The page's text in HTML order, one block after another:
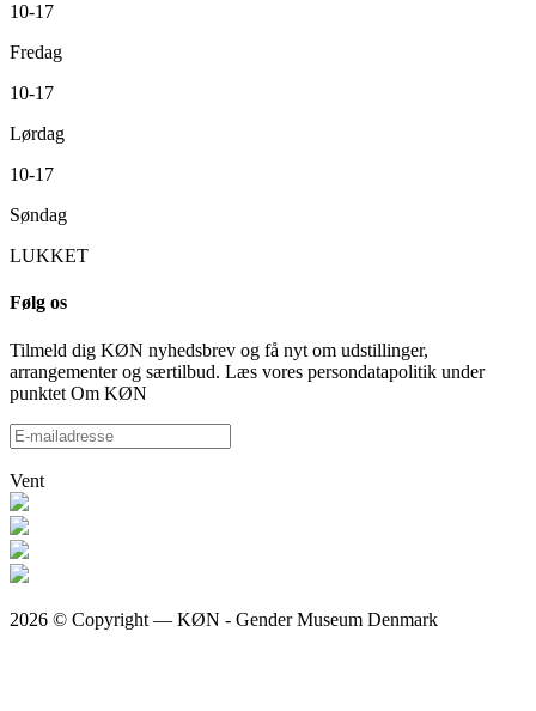
10-17
Fredag
10-17
Lørdag
10-17
Søndag
LUKKET
Følg os
Tilmeld dig KØN nyhedsbrev og få nyt om udstillinger,
arrangementer og særtilbud. Læs vores persondatapolitik under
punktet Om KØN
Vent
2026 © Copyright — KØN - Gender Museum Denmark